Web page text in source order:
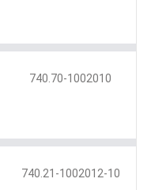
740.70-1002010
740.21-1002012-10